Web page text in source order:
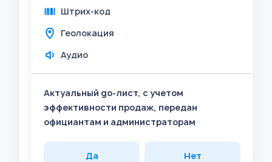
Штрих-код
Геолокация
Аудио
Актуальный go-лист, с учетом
эффективности продаж, передан
официантам и администраторам
Да Нет